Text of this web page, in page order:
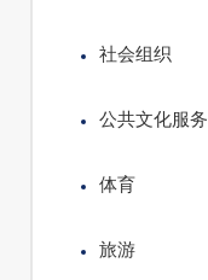
社会组织
公共文化服务
体育
旅游